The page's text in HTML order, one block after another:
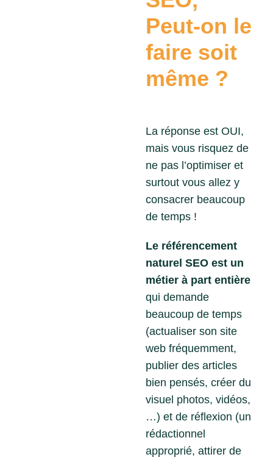
Peut-on le
faire soit
même ?
La réponse est OUI,
mais vous risquez de
ne pas l’optimiser et
surtout vous allez y
consacrer beaucoup
de temps !
Le référencement
naturel SEO est un
métier à part entière
qui demande
beaucoup de temps
(actualiser son site
web fréquemment,
publier des articles
bien pensés, créer du
visuel photos, vidéos,
…) et de réflexion (un
rédactionnel
approprié, attirer de